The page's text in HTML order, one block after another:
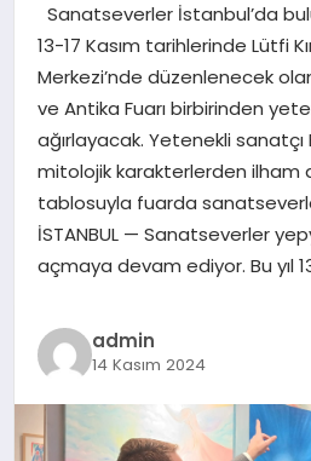
SPOR
YAŞAM
EĞITIM
Sanatseverler İstanbul’da
13-17 Kasım tarihlerinde Lütfi
Merkezi’nde düzenlenecek
ve Antika Fuarı birbirinden
ağırlayacak. Yetenekli
mitolojik karakterlerden ilham
tablosuyla fuarda
İSTANBUL — Sanatseverler
açmaya devam ediyor. Bu yıl
admin
14 Kasım 2024